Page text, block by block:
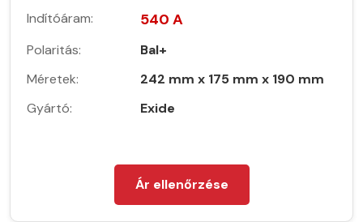
Indítóáram: 540 A
Polaritás:
Bal+
Méretek:
242 mm x 175 mm x 190 mm
Gyártó:
Exide
Ár ellenőrzése